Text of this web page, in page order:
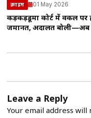
क्राइम 01 May 2026
कड़कड़डूमा कोर्ट में वकील पर
जमानत, अदालत बोली—अब
Leave a Reply
Your email address